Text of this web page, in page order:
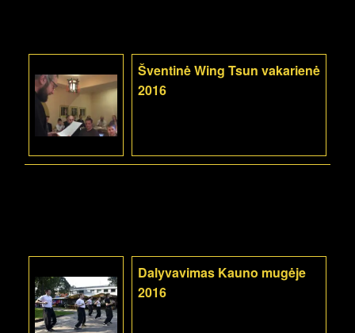
Šventinė Wing Tsun vakarienė
2016
Dalyvavimas Kauno mugėje
2016